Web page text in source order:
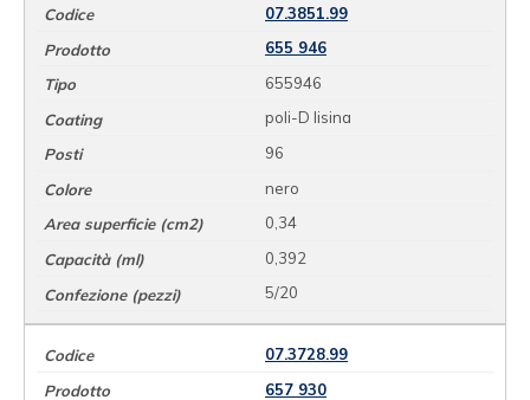
07.3851.99
655 946
655946
poli-D lisina
96
nero
0,34
0,392
5/20
07.3728.99
657 930